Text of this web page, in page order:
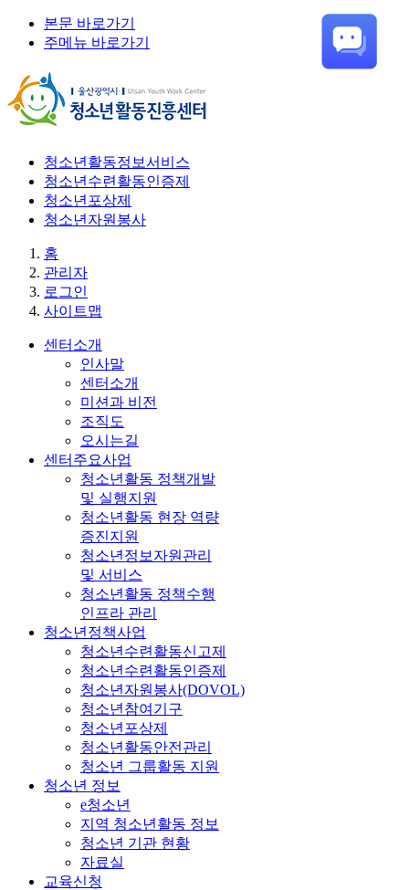
본문 바로가기
주메뉴 바로가기
청소년활동정보서비스
청소년수련활동인증제
청소년포상제
청소년자원봉사
홈
관리자
로그인
사이트맵
센터소개
인사말
센터소개
미션과 비전
조직도
오시는길
센터주요사업
청소년활동 정책개발
및 실행지원
청소년활동 현장 역량
증진지원
청소년정보자원관리
및 서비스
청소년활동 정책수행
인프라 관리
청소년정책사업
청소년수련활동신고제
청소년수련활동인증제
청소년자원봉사(DOVOL)
청소년참여기구
청소년포상제
청소년활동안전관리
청소년 그룹활동 지원
청소년 정보
e청소년
지역 청소년활동 정보
청소년 기관 현황
자료실
교육신청